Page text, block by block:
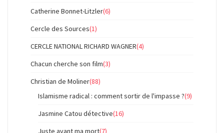
Catherine Bonnet-Litzler(6)
Cercle des Sources(1)
CERCLE NATIONAL RICHARD WAGNER(4)
Chacun cherche son film(3)
Christian de Moliner(88)
Islamisme radical : comment sortir de l'impasse ?(9)
Jasmine Catou détective(16)